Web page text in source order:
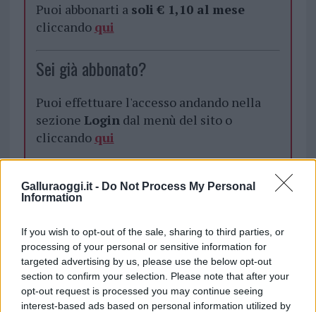
Galluraoggi.it - Do Not Process My Personal
Information
If you wish to opt-out of the sale, sharing to third parties, or
processing of your personal or sensitive information for
targeted advertising by us, please use the below opt-out
section to confirm your selection. Please note that after your
opt-out request is processed you may continue seeing
interest-based ads based on personal information utilized by
Puoi abbonarti a soli € 1,10 al mese
cliccando qui
Sei già abbonato?
Puoi effettuare l'accesso andando nella
sezione Logindal menù del sito o
cliccando qui
TEMI: Medicina Sardegna
Notizie Sardegna
Sanità Sardegna
Sardegna Notizie
Notizie in tempo reale?
Entra nel canale telegram di
GalluraOggi.it